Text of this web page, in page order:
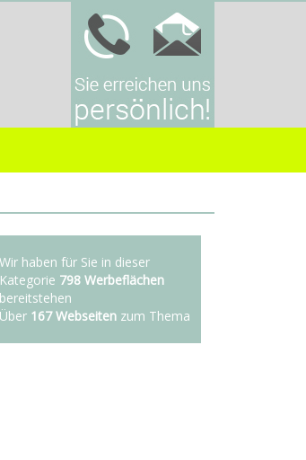
Wir haben für Sie in dieser
Kategorie 798 Werbeflächen
bereitstehen
Über 167 Webseiten zum Thema